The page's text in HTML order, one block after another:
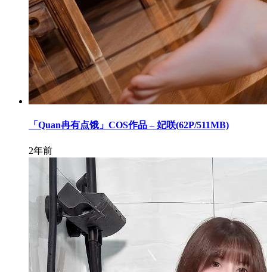
「Quan冉有点饿」COS作品 – 妃咲(62P/511MB)
2年前